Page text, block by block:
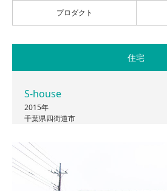
プロダクト
住宅
S-house
2015年
千葉県四街道市